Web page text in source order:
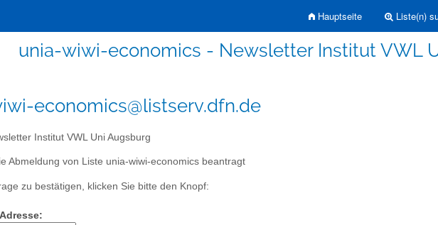
Hauptseite Liste(n)
unia-wiwi-economics - Newsletter Institut VWL
economics@listserv.dfn.de
Institut VWL Uni Augsburg
Abmeldung von Liste unia-wiwi-economics beantragt
zu bestätigen, klicken Sie bitte den Knopf: